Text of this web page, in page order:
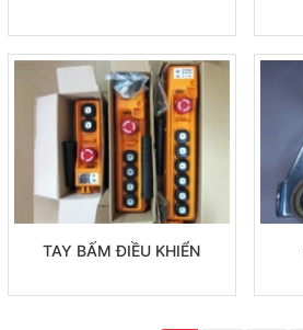
TAY BẤM ĐIỀU KHIỂN